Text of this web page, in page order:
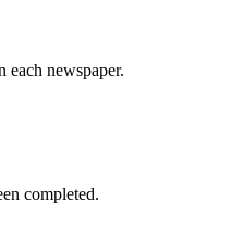
each newspaper.
completed.